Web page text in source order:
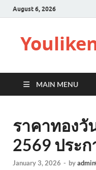
August 6, 2026
MAIN MENU
ราคาทองวั
2569 ประ
January 3, 2026 - by